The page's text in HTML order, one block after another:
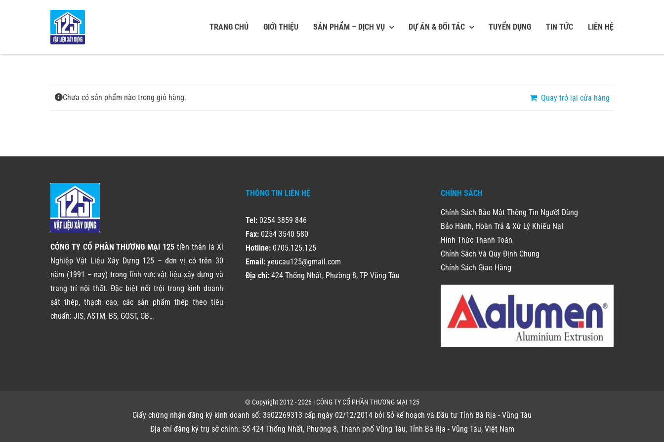
TRANG CHỦ GIỚI THIỆU SẢN PHẨM – DỊCH VỤ DỰ ÁN & ĐỐI TÁC TUYỂN DỤNG TIN TỨC LIÊN HỆ
Chưa có sản phẩm nào trong giỏ hàng. Quay trở lại cửa hàng
CÔNG TY CỔ PHẦN THƯƠNG MẠI 125 tiền thân là Xí
Nghiệp Vật Liệu Xây Dựng 125 – đơn vị có trên 30
năm (1991 – nay) trong lĩnh vực vật liệu xây dựng và
trang trí nội thất. Đặc biệt nổi trội trong kinh doanh
sắt thép, thạch cao, các sản phẩm thép theo tiêu
chuẩn: JIS, ASTM, BS, GOST, GB…
THÔNG TIN LIÊN HỆ
Tel: 0254 3859 846
Fax: 0254 3540 580
Hotline: 0705.125.125
Email: yeucau125@gmail.com
Địa chỉ: 424 Thống Nhất, Phường 8, TP Vũng Tàu
CHÍNH SÁCH
Chính Sách Bảo Mật Thông Tin NgườI Dùng
Bảo Hành, Hoàn Trả & Xử Lý Khiếu NạI
Hình Thức Thanh Toán
Chính Sách Và Quy Định Chung
Chính Sách Giao Hàng
© Copyright 2012 - 2026 | CÔNG TY CỔ PHẦN THƯƠNG MẠI 125
Giấy chứng nhận đăng ký kinh doanh số: 3502269313 cấp ngày 02/12/2014 bởi Sở kế hoạch và Đầu tư Tỉnh Bà Rịa - Vũng Tàu
Địa chỉ đăng ký trụ sở chính: Số 424 Thống Nhất, Phường 8, Thành phố Vũng Tàu, Tỉnh Bà Rịa - Vũng Tàu, Việt Nam